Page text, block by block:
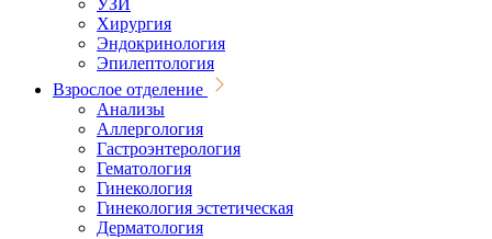
УЗИ
Хирургия
Эндокринология
Эпилептология
Взрослое отделение
Анализы
Аллергология
Гастроэнтерология
Гематология
Гинекология
Гинекология эстетическая
Дерматология